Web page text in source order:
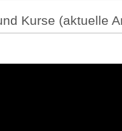
Kurse (aktuelle